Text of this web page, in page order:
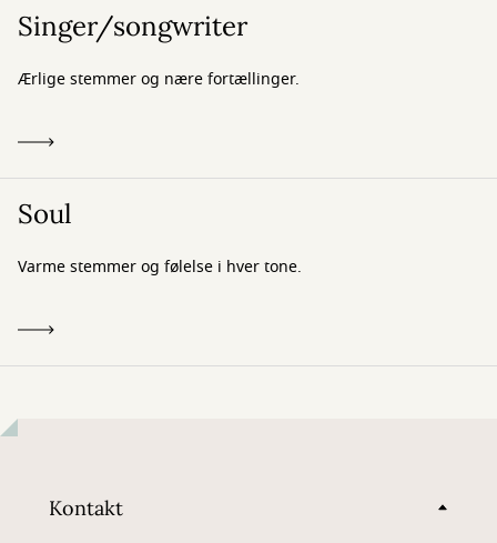
Singer/songwriter
Ærlige stemmer og nære fortællinger.
Soul
Varme stemmer og følelse i hver tone.
Kontakt